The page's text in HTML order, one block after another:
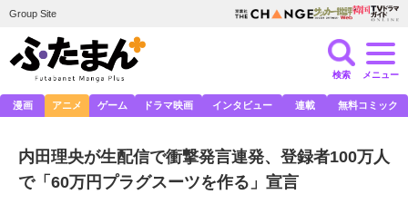
Group Site
検索 メニュー
漫画 アニメ ゲーム ドラマ映画 インタビュー 連載 無料コミック
内田理央が生配信で衝撃発言連発、登録者100万人
で「60万円プラグスーツを作る」宣言